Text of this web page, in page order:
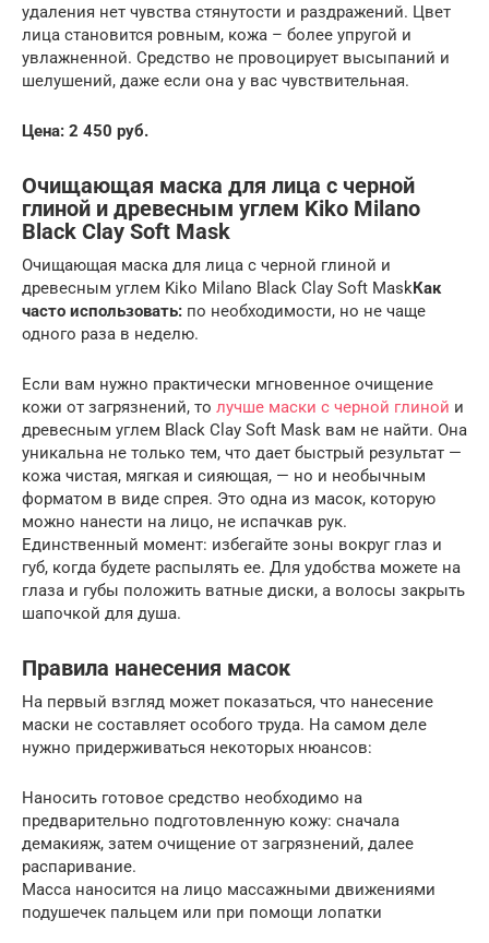
удаления нет чувства стянутости и раздражений. Цвет
лица становится ровным, кожа – более упругой и
увлажненной. Средство не провоцирует высыпаний и
шелушений, даже если она у вас чувствительная.
Цена: 2 450 руб.
Очищающая маска для лица с черной
глиной и древесным углем Kiko Milano
Black Clay Soft Mask
Очищающая маска для лица с черной глиной и
древесным углем Kiko Milano Black Clay Soft MaskКак
часто использовать: по необходимости, но не чаще
одного раза в неделю.
Если вам нужно практически мгновенное очищение
кожи от загрязнений, то лучше маски с черной глиной и
древесным углем Black Clay Soft Mask вам не найти. Она
уникальна не только тем, что дает быстрый результат —
кожа чистая, мягкая и сияющая, — но и необычным
форматом в виде спрея. Это одна из масок, которую
можно нанести на лицо, не испачкав рук.
Единственный момент: избегайте зоны вокруг глаз и
губ, когда будете распылять ее. Для удобства можете на
глаза и губы положить ватные диски, а волосы закрыть
шапочкой для душа.
Правила нанесения масок
На первый взгляд может показаться, что нанесение
маски не составляет особого труда. На самом деле
нужно придерживаться некоторых нюансов:
Наносить готовое средство необходимо на
предварительно подготовленную кожу: сначала
демакияж, затем очищение от загрязнений, далее
распаривание.
Масса наносится на лицо массажными движениями
подушечек пальцем или при помощи лопатки